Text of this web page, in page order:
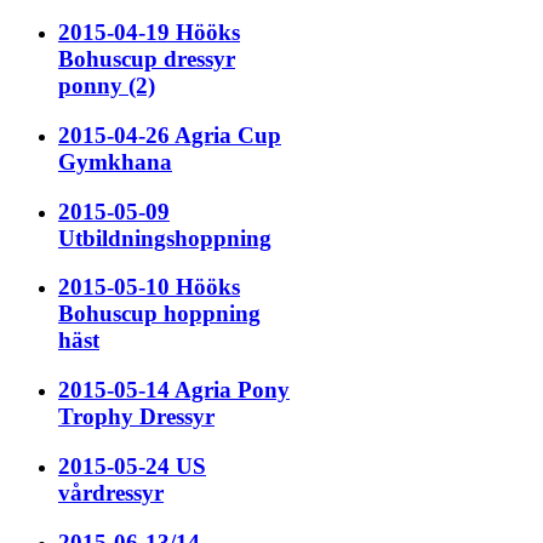
2015-04-19 Hööks
Bohuscup dressyr
ponny (2)
2015-04-26 Agria Cup
Gymkhana
2015-05-09
Utbildningshoppning
2015-05-10 Hööks
Bohuscup hoppning
häst
2015-05-14 Agria Pony
Trophy Dressyr
2015-05-24 US
vårdressyr